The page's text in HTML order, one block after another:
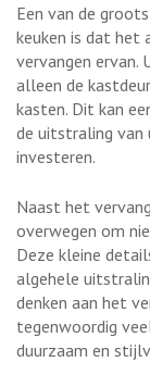
Een van de
keuken is dat het
vervangen ervan.
alleen de
kasten. Dit kan
de uitstraling van
investeren.
Naast het
overwegen om
Deze kleine
algehele
denken aan het
tegenwoordig
duurzaam en